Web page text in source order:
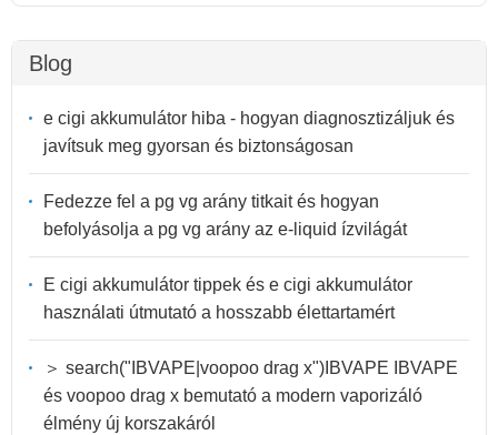
Blog
e cigi akkumulátor hiba - hogyan diagnosztizáljuk és
javítsuk meg gyorsan és biztonságosan
Fedezze fel a pg vg arány titkait és hogyan
befolyásolja a pg vg arány az e-liquid ízvilágát
E cigi akkumulátor tippek és e cigi akkumulátor
használati útmutató a hosszabb élettartamért
＞ search("IBVAPE|voopoo drag x")IBVAPE IBVAPE
és voopoo drag x bemutató a modern vaporizáló
élmény új korszakáról